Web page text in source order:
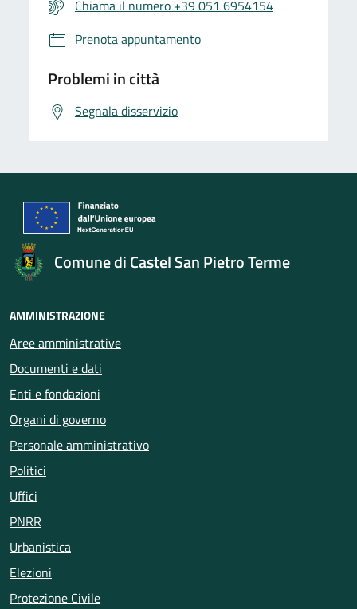
Chiama il numero +39 051 6954154
Prenota appuntamento
Problemi in città
Segnala disservizio
Comune di Castel San Pietro Terme
AMMINISTRAZIONE
Aree amministrative
Documenti e dati
Enti e fondazioni
Organi di governo
Personale amministrativo
Politici
Uffici
PNRR
Urbanistica
Elezioni
Protezione Civile